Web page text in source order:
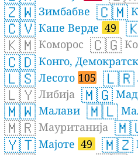
🇿🇼 Зимбабве 🇨🇲
🇨🇻 Капе Верде 49
🇰🇲 Коморос 🇨🇬
🇨🇩 Конго,
🇱🇸 Лесото 105 🇱🇷
🇱🇾 Либија 🇲🇬
🇲🇼 Малави 🇲🇱
🇲🇷 Мауританија
🇾🇹 Мајоте 49 🇲🇿